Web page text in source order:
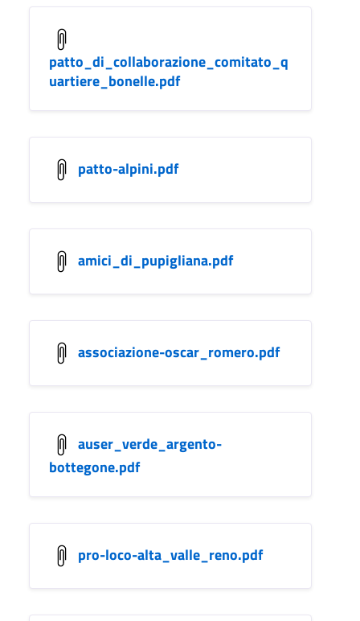
patto_di_collaborazione_comitato_q
uartiere_bonelle.pdf
patto-alpini.pdf
amici_di_pupigliana.pdf
associazione-oscar_romero.pdf
auser_verde_argento-
bottegone.pdf
pro-loco-alta_valle_reno.pdf